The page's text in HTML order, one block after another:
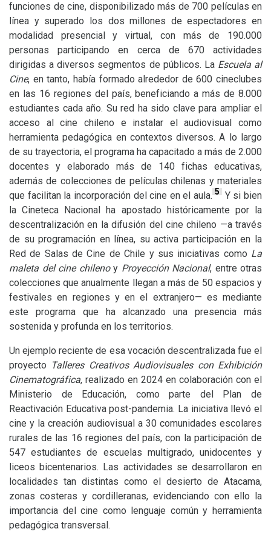
funciones de cine, disponibilizado más de 700 películas en
línea y superado los dos millones de espectadores en
modalidad presencial y virtual, con más de 190.000
personas participando en cerca de 670 actividades
dirigidas a diversos segmentos de públicos. La Escuela al
Cine, en tanto, había formado alrededor de 600 cineclubes
en las 16 regiones del país, beneficiando a más de 8.000
estudiantes cada año. Su red ha sido clave para ampliar el
acceso al cine chileno e instalar el audiovisual como
herramienta pedagógica en contextos diversos. A lo largo
de su trayectoria, el programa ha capacitado a más de 2.000
docentes y elaborado más de 140 fichas educativas,
además de colecciones de películas chilenas y materiales
que facilitan la incorporación del cine en el aula. 5
Y si bien
la Cineteca Nacional ha apostado históricamente por la
descentralización en la difusión del cine chileno —a través
de su programación en línea, su activa participación en la
Red de Salas de Cine de Chile y sus iniciativas como La
maleta del cine chilenoy Proyección Nacional, entre otras
colecciones que anualmente llegan a más de 50 espacios y
festivales en regiones y en el extranjero— es mediante
este programa que ha alcanzado una presencia más
sostenida y profunda en los territorios.
Un ejemplo reciente de esa vocación descentralizada fue el
proyecto Talleres Creativos Audiovisuales con Exhibición
Cinematográfica, realizado en 2024 en colaboración con el
Ministerio de Educación, como parte del Plan de
Reactivación Educativa post-pandemia. La iniciativa llevó el
cine y la creación audiovisual a 30 comunidades escolares
rurales de las 16 regiones del país, con la participación de
547 estudiantes de escuelas multigrado, unidocentes y
liceos bicentenarios. Las actividades se desarrollaron en
localidades tan distintas como el desierto de Atacama,
zonas costeras y cordilleranas, evidenciando con ello la
importancia del cine como lenguaje común y herramienta
pedagógica transversal.